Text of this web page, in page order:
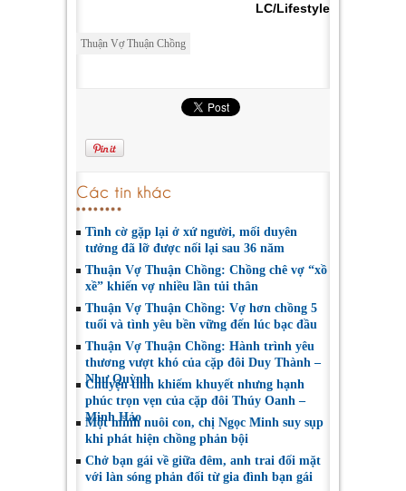
LC/Lifestyle
Thuận Vợ Thuận Chồng
Các tin khác
Tình cờ gặp lại ở xứ người, mối duyên
tưởng đã lỡ được nối lại sau 36 năm
Thuận Vợ Thuận Chồng: Chồng chê vợ “xồ
xề” khiến vợ nhiều lần tủi thân
Thuận Vợ Thuận Chồng: Vợ hơn chồng 5
tuổi và tình yêu bền vững đến lúc bạc đầu
Thuận Vợ Thuận Chồng: Hành trình yêu
thương vượt khó của cặp đôi Duy Thành –
Như Quỳnh
Chuyện tình khiếm khuyết nhưng hạnh
phúc trọn vẹn của cặp đôi Thúy Oanh –
Minh Hảo
Một mình nuôi con, chị Ngọc Minh suy sụp
khi phát hiện chồng phản bội
Chở bạn gái về giữa đêm, anh trai đối mặt
với làn sóng phản đối từ gia đình bạn gái